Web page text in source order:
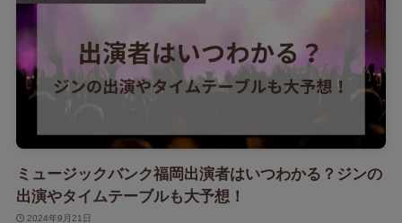
ミュージックバンク福岡出演者はいつわかる？ジンの
出演やタイムテーブルも大予想！
2024年9月21日